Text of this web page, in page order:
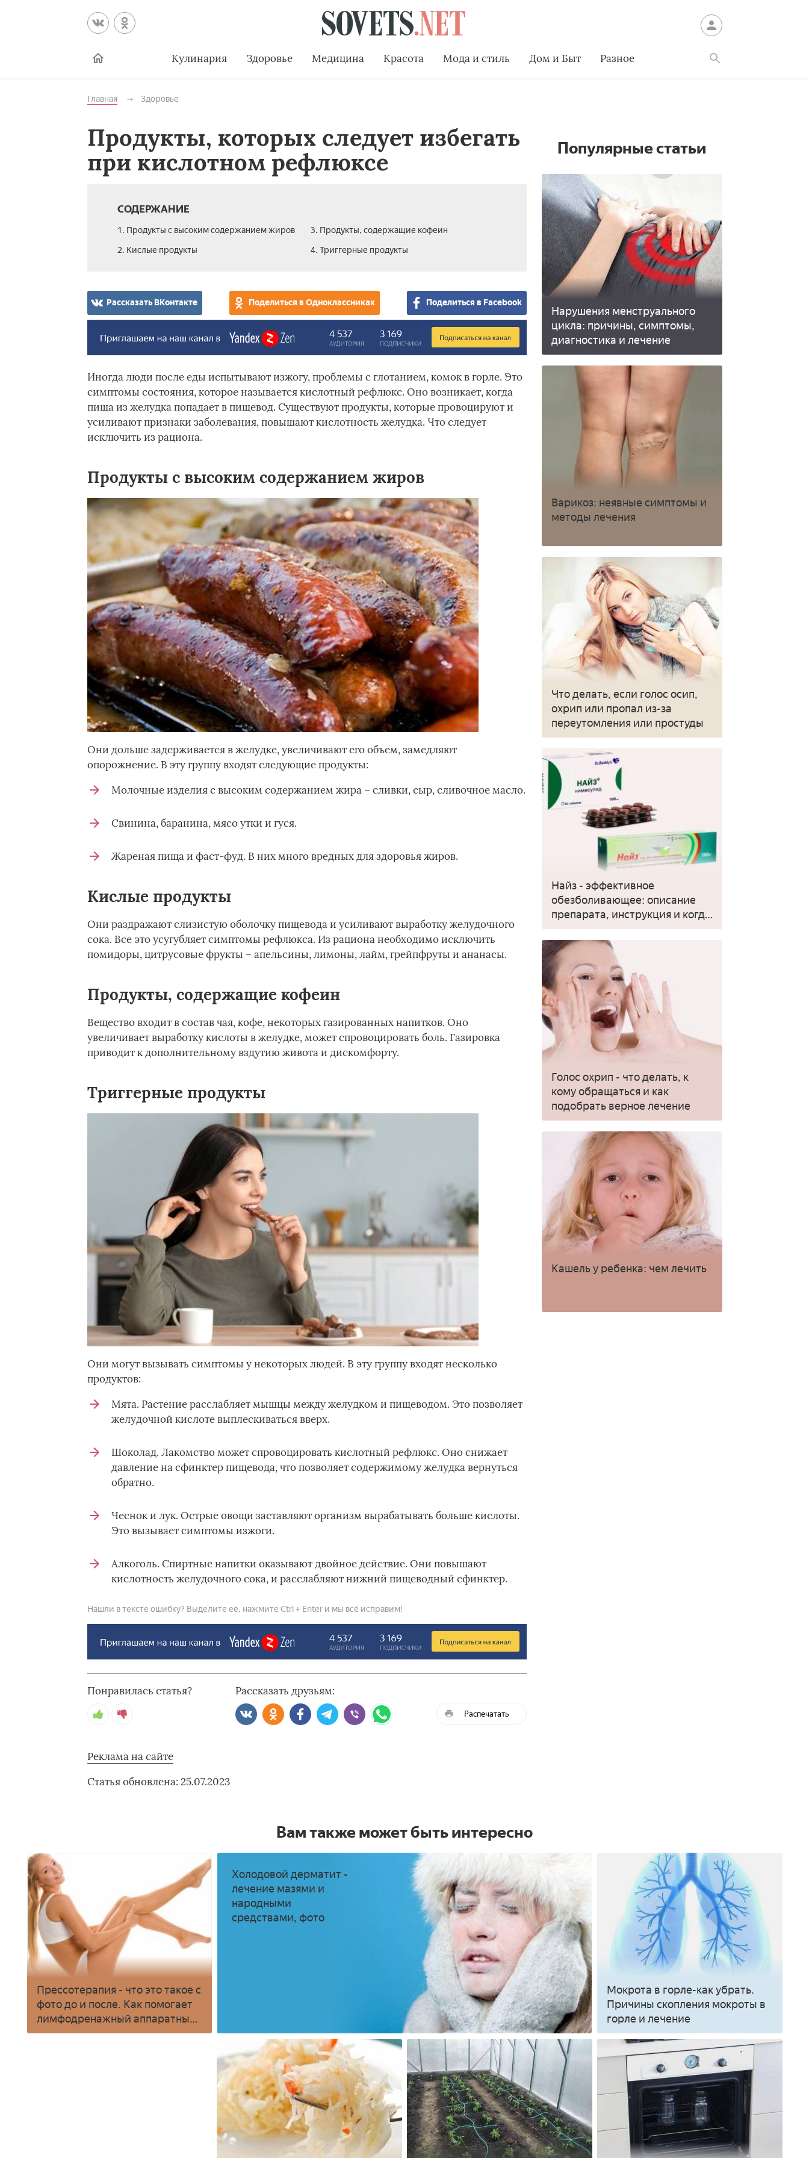
Кулинария Здоровье Медицина Красота Мода и стиль Дом и Быт Разное
Главная Здоровье
Продукты, которых следует избегать
при кислотном рефлюксе
СОДЕРЖАНИЕ
1. Продукты с высоким содержанием жиров
2. Кислые продукты
3. Продукты, содержащие кофеин
4. Триггерные продукты
Рассказать ВКонтакте Поделиться в Одноклассниках Поделиться в Facebook
Иногда люди после еды испытывают изжогу, проблемы с глотанием, комок в горле. Это
симптомы состояния, которое называется кислотный рефлюкс. Оно возникает, когда
пища из желудка попадает в пищевод. Существуют продукты, которые провоцируют и
усиливают признаки заболевания, повышают кислотность желудка. Что следует
исключить из рациона.
Продукты с высоким содержанием жиров
Они дольше задерживается в желудке, увеличивают его объем, замедляют
опорожнение. В эту группу входят следующие продукты:
Молочные изделия с высоким содержанием жира – сливки, сыр, сливочное масло.
Свинина, баранина, мясо утки и гуся.
Жареная пища и фаст-фуд. В них много вредных для здоровья жиров.
Кислые продукты
Они раздражают слизистую оболочку пищевода и усиливают выработку желудочного
сока. Все это усугубляет симптомы рефлюкса. Из рациона необходимо исключить
помидоры, цитрусовые фрукты – апельсины, лимоны, лайм, грейпфруты и ананасы.
Продукты, содержащие кофеин
Вещество входит в состав чая, кофе, некоторых газированных напитков. Оно
увеличивает выработку кислоты в желудке, может спровоцировать боль. Газировка
приводит к дополнительному вздутию живота и дискомфорту.
Триггерные продукты
Они могут вызывать симптомы у некоторых людей. В эту группу входят несколько
продуктов:
Мята. Растение расслабляет мышцы между желудком и пищеводом. Это позволяет
желудочной кислоте выплескиваться вверх.
Шоколад. Лакомство может спровоцировать кислотный рефлюкс. Оно снижает
давление на сфинктер пищевода, что позволяет содержимому желудка вернуться
обратно.
Чеснок и лук. Острые овощи заставляют организм вырабатывать больше кислоты.
Это вызывает симптомы изжоги.
Алкоголь. Спиртные напитки оказывают двойное действие. Они повышают
кислотность желудочного сока, и расслабляют нижний пищеводный сфинктер.
Нашли в тексте ошибку? Выделите её, нажмите Ctrl + Enter и мы всё исправим!
Понравилась статья? Рассказать друзьям:
Распечатать
Реклама на сайте
Статья обновлена: 25.07.2023
Популярные статьи
Нарушения менструального
цикла: причины, симптомы,
диагностика и лечение
Варикоз: неявные симптомы и
методы лечения
Что делать, если голос осип,
охрип или пропал из-за
переутомления или простуды
Найз - эффективное
обезболивающее: описание
препарата, инструкция и когда
применять
Голос охрип - что делать, к
кому обращаться и как
подобрать верное лечение
Кашель у ребенка: чем лечить
Вам также может быть интересно
Прессотерапия - что это такое с
фото до и после. Как помогает
лимфодренажный аппаратный
массаж для похудения
Холодовой дерматит -
лечение мазями и
народными
средствами, фото
Мокрота в горле-как убрать.
Причины скопления мокроты в
горле и лечение